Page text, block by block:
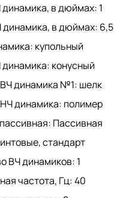
в дюймах: 1
динамика, в дюймах: 6,5
купольный
конусный
динамика №1: шелк
динамика: полимер
Пассивная
стандарт
ВЧ динамиков: 1
частота, Гц: 40